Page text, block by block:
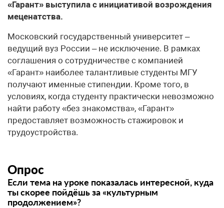
«Гарант» выступила с инициативой возрождения
меценатства.
Московский государственный университет –
ведущий вуз России – не исключение. В рамках
соглашения о сотрудничестве с компанией
«Гарант» наиболее талантливые студенты МГУ
получают именные стипендии. Кроме того, в
условиях, когда студенту практически невозможно
найти работу «без знакомства», «Гарант»
предоставляет возможность стажировок и
трудоустройства.
Опрос
Если тема на уроке показалась интересной, куда
ты скорее пойдёшь за «культурным
продолжением»?